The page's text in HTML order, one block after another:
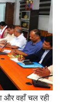
और वहाँ चल रही